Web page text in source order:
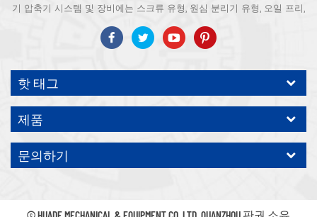
기 압축기 시스템 및 장비에는 스크류 유형, 원심 분리기 유형, 오일 프리,
스크롤 유형, 피스톤 유형, 건조기, 필터, 배수기, 완전한 공기 압축기 생산
라인 등이 포함됩니다. 보다 300 가지 유형의 공기 압축기 산업 전문가
우리 회사는 보다 30 년 경력 from 압력 용기, 전기 모터, 정밀 부품 가공
및 장비에 대한 최고의 부품 주조 조립. 또한 우리 회사는 영구 자석 서보
모터의 자체 핵심 프로세스를 개발하고 관련 기술 특허를 획득하여 국가
에너지 절약 및 환경 보호 기술 발전에 기여했습니다. 우리 자신의 브랜
드 공기 압축기를 기대하십시오, ODM / OEM 수락입니다.
핫 태그
제품
문의하기